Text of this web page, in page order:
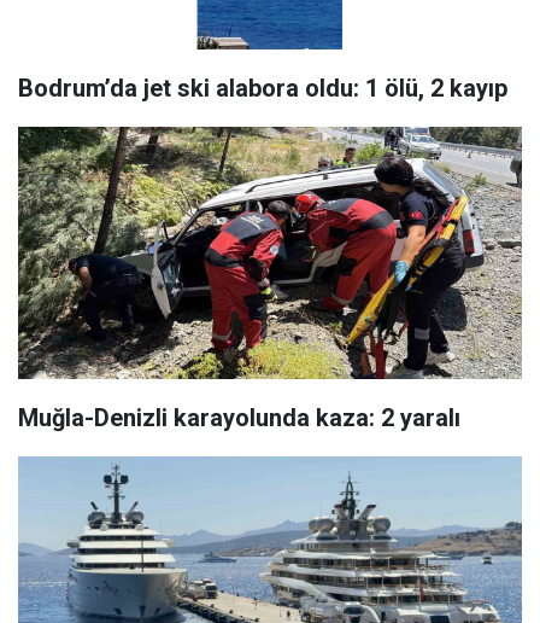
Bodrum’da jet ski alabora oldu: 1 ölü, 2 kayıp
Muğla-Denizli karayolunda kaza: 2 yaralı